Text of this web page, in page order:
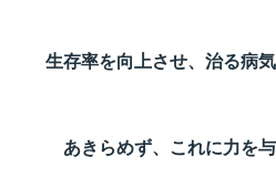
生存率を向上させ、治る病
あきらめず、これに力